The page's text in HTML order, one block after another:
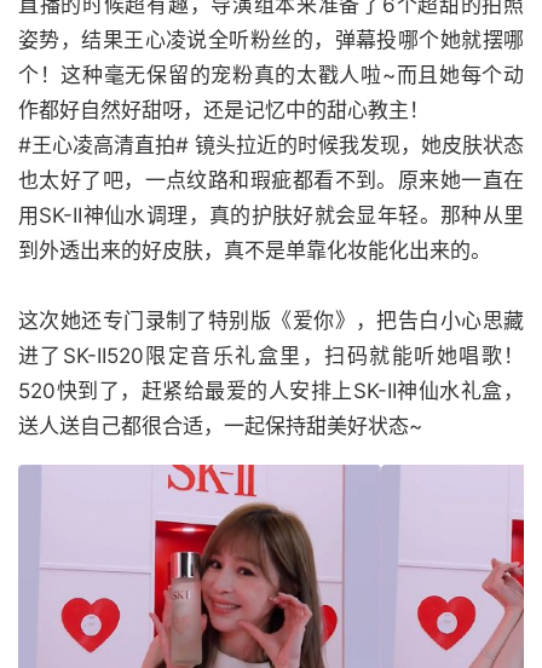
直播的时候超有趣，导演组本来准备了6个超甜的拍照
姿势，结果王心凌说全听粉丝的，弹幕投哪个她就摆哪
个！这种毫无保留的宠粉真的太戳人啦~而且她每个动
作都好自然好甜呀，还是记忆中的甜心教主！
#王心凌高清直拍# 镜头拉近的时候我发现，她皮肤状态
也太好了吧，一点纹路和瑕疵都看不到。原来她一直在
用SK-II神仙水调理，真的护肤好就会显年轻。那种从里
到外透出来的好皮肤，真不是单靠化妆能化出来的。
这次她还专门录制了特别版《爱你》，把告白小心思藏
进了SK-II520限定音乐礼盒里，扫码就能听她唱歌！
520快到了，赶紧给最爱的人安排上SK-II神仙水礼盒，
送人送自己都很合适，一起保持甜美好状态~